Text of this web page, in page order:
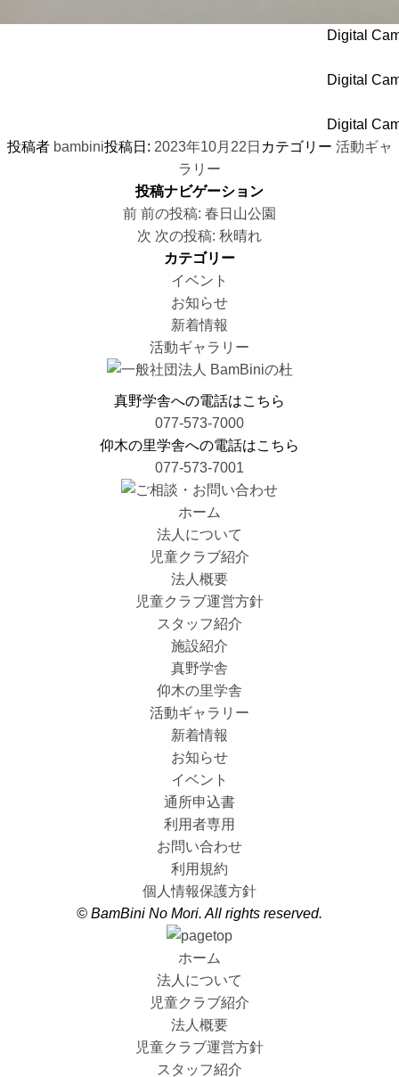
Digital
Digital
Digital
投稿者 bambini投稿日: 2023年10月22日 カテゴリー 活動ギャ
ラリー
投稿ナビゲーション
前 前の投稿: 春日山公園
次 次の投稿: 秋晴れ
カテゴリー
イベント
お知らせ
新着情報
活動ギャラリー
真野学舎への電話はこちら
077-573-7000
仰木の里学舎への電話はこちら
077-573-7001
ホーム
法人について
児童クラブ紹介
法人概要
児童クラブ運営方針
スタッフ紹介
施設紹介
真野学舎
仰木の里学舎
活動ギャラリー
新着情報
お知らせ
イベント
通所申込書
利用者専用
お問い合わせ
利用規約
個人情報保護方針
© BamBini No Mori. All rights reserved.
ホーム
法人について
児童クラブ紹介
法人概要
児童クラブ運営方針
スタッフ紹介